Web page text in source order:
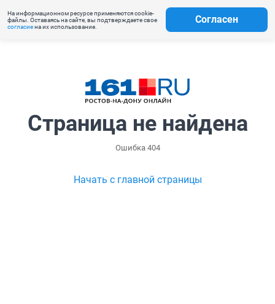
На информационном ресурсе применяются cookie-
файлы. Оставаясь на сайте, вы подтверждаете свое
согласиена их использование.
Согласен
Страница не найдена
Ошибка 404
Начать с главной страницы